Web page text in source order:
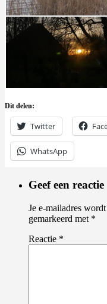
Dit delen:
Twitter
WhatsApp
Geef een reactie
Je e-mailadres
gemarkeerd met *
Reactie *